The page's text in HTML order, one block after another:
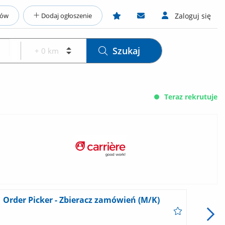
Dodaj ogłoszenie Zaloguj się
Szukaj
Teraz rekrutuje
Order Picker - Zbieracz zamówień (M/K)